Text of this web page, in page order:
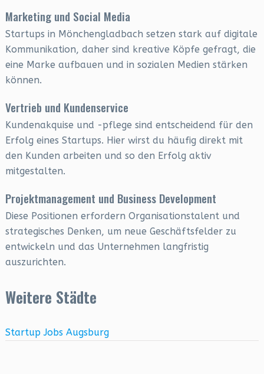
Marketing und Social Media
Startups in Mönchengladbach setzen stark auf digitale
Kommunikation, daher sind kreative Köpfe gefragt, die
eine Marke aufbauen und in sozialen Medien stärken
können.
Vertrieb und Kundenservice
Kundenakquise und -pflege sind entscheidend für den
Erfolg eines Startups. Hier wirst du häufig direkt mit
den Kunden arbeiten und so den Erfolg aktiv
mitgestalten.
Projektmanagement und Business Development
Diese Positionen erfordern Organisationstalent und
strategisches Denken, um neue Geschäftsfelder zu
entwickeln und das Unternehmen langfristig
auszurichten.
Weitere Städte
Startup Jobs Augsburg